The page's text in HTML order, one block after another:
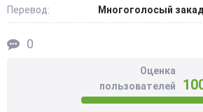
идеей при любых обстоятельствах
@Filmix.fan
Перевод:
Многоголосый
0
Оценка
пользователей